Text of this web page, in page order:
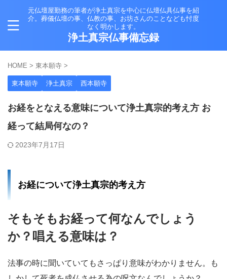
元仏壇屋勤務の筆者が浄土真宗を中心に仏壇仏具仏事を紹
介。葬儀仏壇の事、仏教の事、お坊さんのことなども忖度
なく明かします。
浄土真宗仏事備忘録
HOME > 東本願寺 >
東本願寺 浄土真宗 西本願寺
お経をとなえる意味について浄土真宗的考え方 お
経って結局何なの？
2023年7月17日
お経について浄土真宗的考え方
そもそもお経って何なんでしょう
か？唱える意味は？
法事の時に聞いていてもさっぱり意味がわかりません。も